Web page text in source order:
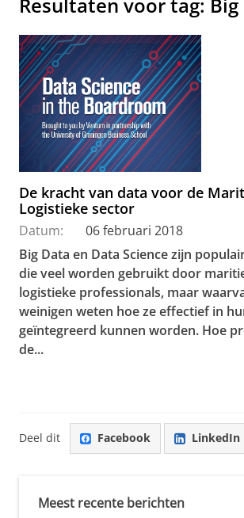
Resultaten voor tag: Big
De kracht van data voor de
Logistieke sector
Datum:
06 februari 2018
Big Data en Data Science zijn
die veel worden gebruikt door
logistieke professionals, maar
weinigen weten hoe ze effectief in
geïntegreerd kunnen worden. Hoe
de...
Deel dit Facebook LinkedIn
Meest recente berichten